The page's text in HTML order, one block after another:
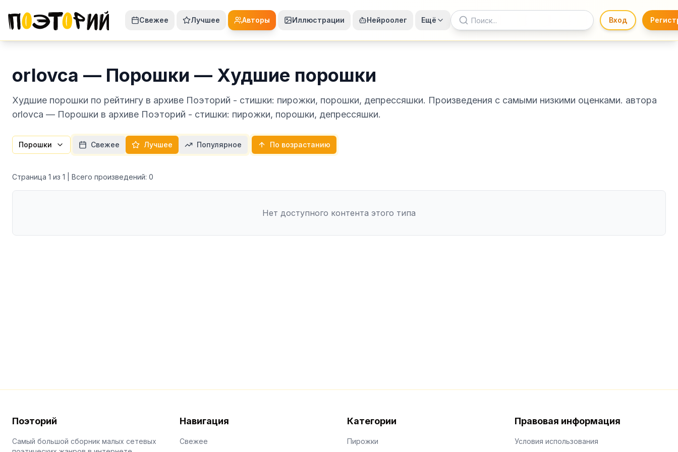
Свежее Лучшее Авторы Иллюстрации Нейроолег Ещё Вход
orlovca — Порошки — Худшие порошки
Худшие порошки по рейтингу в архиве Поэторий - стишки: пирожки, порошки, депрессяшки. Произведения с самыми низкими оценками. автора
orlovca — Порошки в архиве Поэторий - стишки: пирожки, порошки, депрессяшки.
Порошки Свежее Лучшее Популярное По возрастанию
Страница 1 из 1 | Всего произведений: 0
Нет доступного контента этого типа
Поэторий
Самый большой сборник малых сетевых
Навигация
Свежее
Категории
Пирожки
Правовая информация
Условия использования